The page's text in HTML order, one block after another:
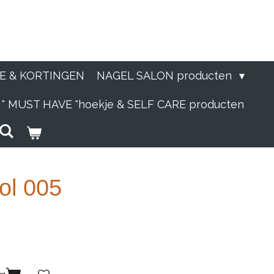
& KORTINGEN NAGEL SALON producten
" MUST HAVE "hoekje & SELF CARE producten
005